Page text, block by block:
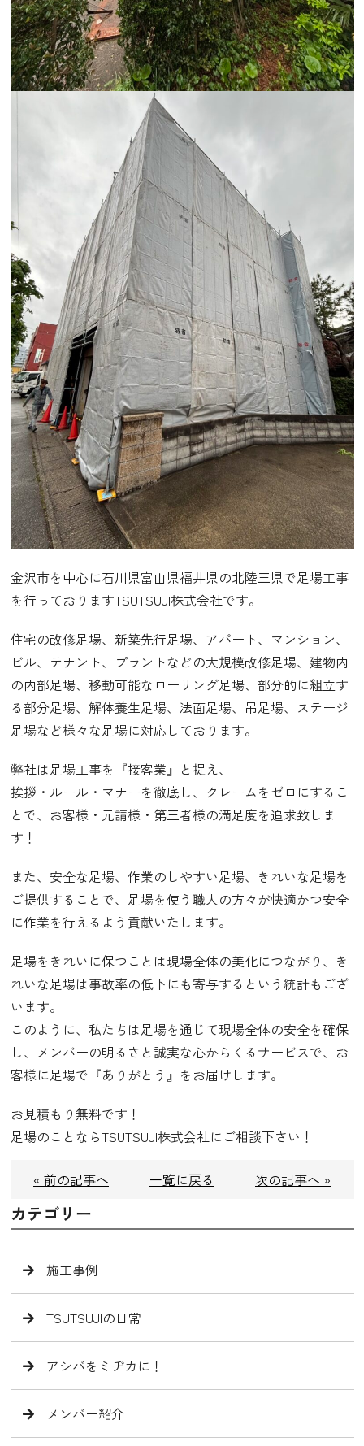
金沢市を中心に石川県富山県福井県の北陸三県で足場工事
を行っておりますTSUTSUJI株式会社です。
住宅の改修足場、新築先行足場、アパート、マンション、
ビル、テナント、プラントなどの大規模改修足場、建物内
の内部足場、移動可能なローリング足場、部分的に組立す
る部分足場、解体養生足場、法面足場、吊足場、ステージ
足場など様々な足場に対応しております。
弊社は足場工事を『接客業』と捉え、
挨拶・ルール・マナーを徹底し、クレームをゼロにするこ
とで、お客様・元請様・第三者様の満足度を追求致しま
す！
また、安全な足場、作業のしやすい足場、きれいな足場を
ご提供することで、足場を使う職人の方々が快適かつ安全
に作業を行えるよう貢献いたします。
足場をきれいに保つことは現場全体の美化につながり、き
れいな足場は事故率の低下にも寄与するという統計もござ
います。
このように、私たちは足場を通じて現場全体の安全を確保
し、メンバーの明るさと誠実な心からくるサービスで、お
客様に足場で『ありがとう』をお届けします。
お見積もり無料です！
足場のことならTSUTSUJI株式会社にご相談下さい！
« 前の記事へ 一覧に戻る 次の記事へ »
カテゴリー
施工事例
TSUTSUJIの日常
アシバをミヂカに！
メンバー紹介